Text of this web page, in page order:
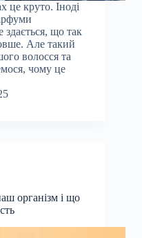
це круто. Іноді
здається, що так
Але такий
волосся та
чому це
організм і що